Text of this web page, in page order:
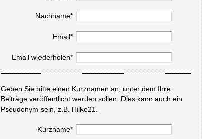
Nachname*
Email*
Email wiederholen*
Geben Sie bitte einen Kurznamen an, unter dem Ihre
Beiträge veröffentlicht werden sollen. Dies kann auch ein
Pseudonym sein, z.B. Hilke21.
Kurzname*